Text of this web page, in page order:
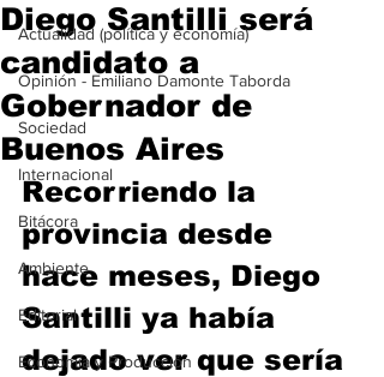
Actualidad (política y economía)
Opinión - Emiliano Damonte Taborda
Sociedad
Internacional
Bitácora
Ambiente
Editorial
Economía y Producción
Diego Santilli será
candidato a
Gobernador de
Buenos Aires
Recorriendo la
provincia desde
hace meses, Diego
Santilli ya había
dejado ver que sería